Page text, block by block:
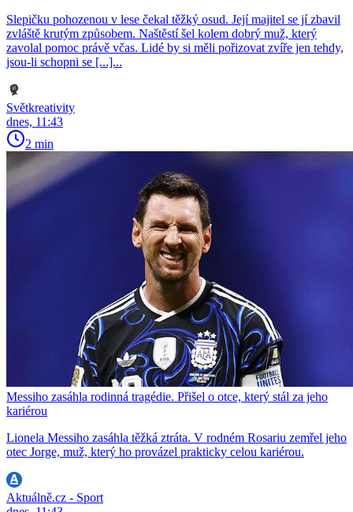
Slepičku pohozenou v lese čekal těžký osud. Její majitel se jí zbavil
zvláště krutým způsobem. Naštěstí šel kolem dobrý muž, který
zavolal pomoc právě včas. Lidé by si měli pořizovat zvíře jen tehdy,
jsou-li schopni se [...]...
Světkreativity
dnes, 11:43
2 min
Messiho zasáhla rodinná tragédie. Přišel o otce, který stál za jeho
kariérou
Lionela Messiho zasáhla těžká ztráta. V rodném Rosariu zemřel jeho
otec Jorge, muž, který ho provázel prakticky celou kariérou.
Aktuálně.cz - Sport